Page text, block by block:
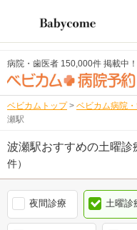
病院・歯医者 150,000件 掲載中！
ベビカムトップ > ベビカム病院
瀬駅
波瀬駅おすすめの土曜
件）
夜間診療 土曜診